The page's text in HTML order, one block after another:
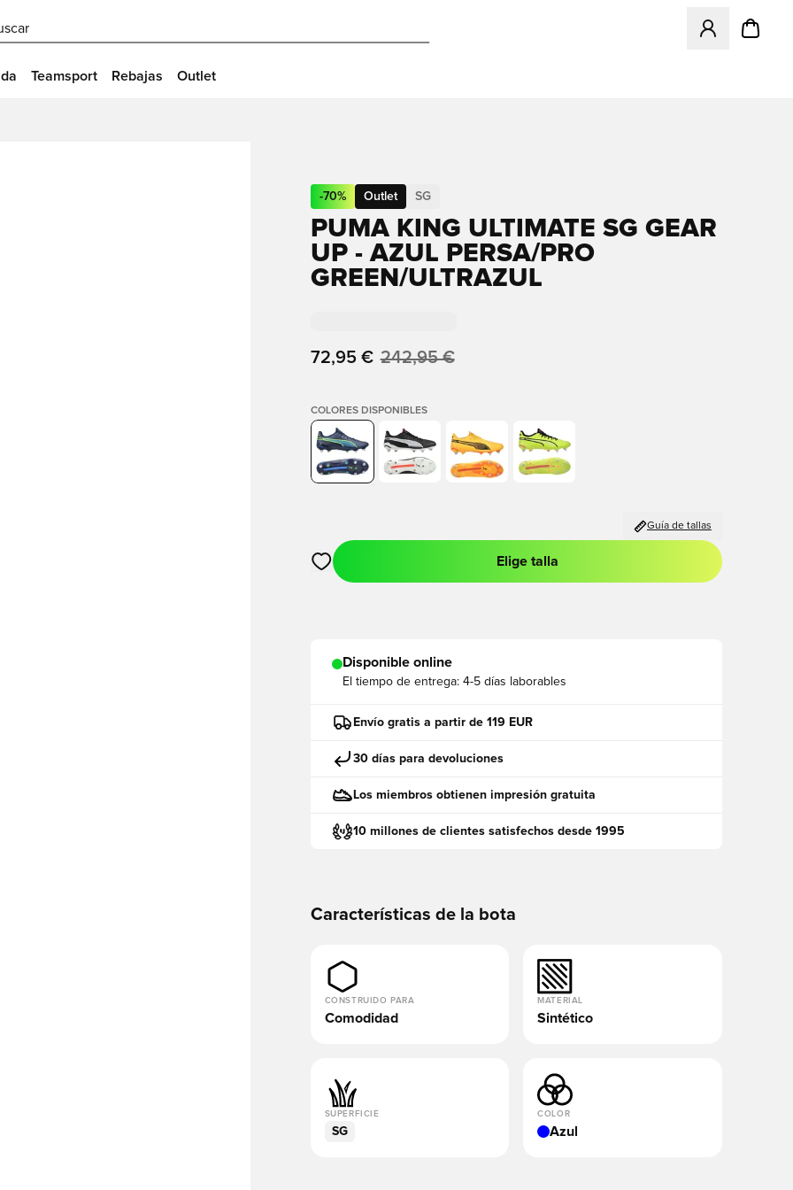
Abre un modal
Teamsport Rebajas Outlet
-70% Outlet SG
PUMA KING ULTIMATE SG GEAR
UP - AZUL PERSA/PRO
GREEN/ULTRAZUL
72,95 € 242,95 €
COLORES DISPONIBLES
Guía de tallas
Abre un modal para iniciar sesión o registrarse como miembro
Elige talla
Disponible online
El tiempo de entrega: 4-5 días laborables
Envío gratis a partir de 119 EUR
30 días para devoluciones
Los miembros obtienen impresión gratuita
10 millones de clientes satisfechos desde 1995
Características de la bota
CONSTRUIDO PARA
Comodidad
MATERIAL
Sintético
SUPERFICIE
SG
COLOR
Azul